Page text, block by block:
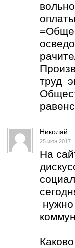
труд
Николай
25 июн 2017
На